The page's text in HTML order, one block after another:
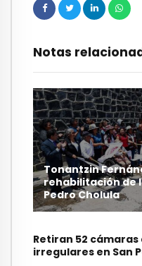
Notas
Tonantzin
rehabilitación de
Pedro Cholula
Retiran 52
irregulares en San